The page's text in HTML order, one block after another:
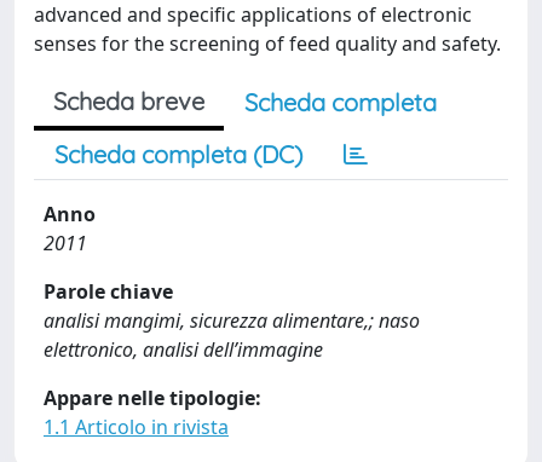
advanced and specific applications of electronic
senses for the screening of feed quality and safety.
Scheda breve
Scheda completa
Scheda completa (DC)
Anno
2011
Parole chiave
analisi mangimi, sicurezza alimentare,; naso
elettronico, analisi dell’immagine
Appare nelle tipologie:
1.1 Articolo in rivista